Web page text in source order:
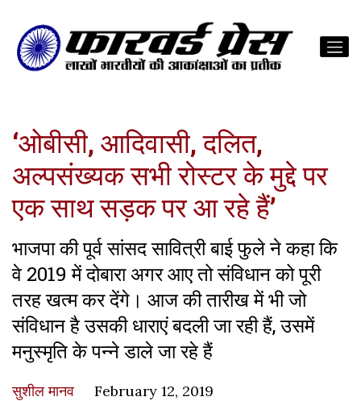
‘ओबीसी, आदिवासी, दलित,
अल्पसंख्यक सभी रोस्टर के मुद्दे पर
एक साथ सड़क पर आ रहे हैं’
भाजपा की पूर्व सांसद सावित्री बाई फुले ने कहा कि
वे 2019 में दोबारा अगर आए तो संविधान को पूरी
तरह खत्म कर देंगे। आज की तारीख में भी जो
संविधान है उसकी धाराएं बदली जा रही हैं, उसमें
मनुस्मृति के पन्ने डाले जा रहे हैं
सुशील मानव February 12, 2019